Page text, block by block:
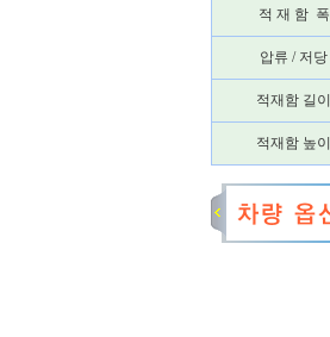
적 재 함 폭
압류 / 저당
적재함 길이
적재함 높이